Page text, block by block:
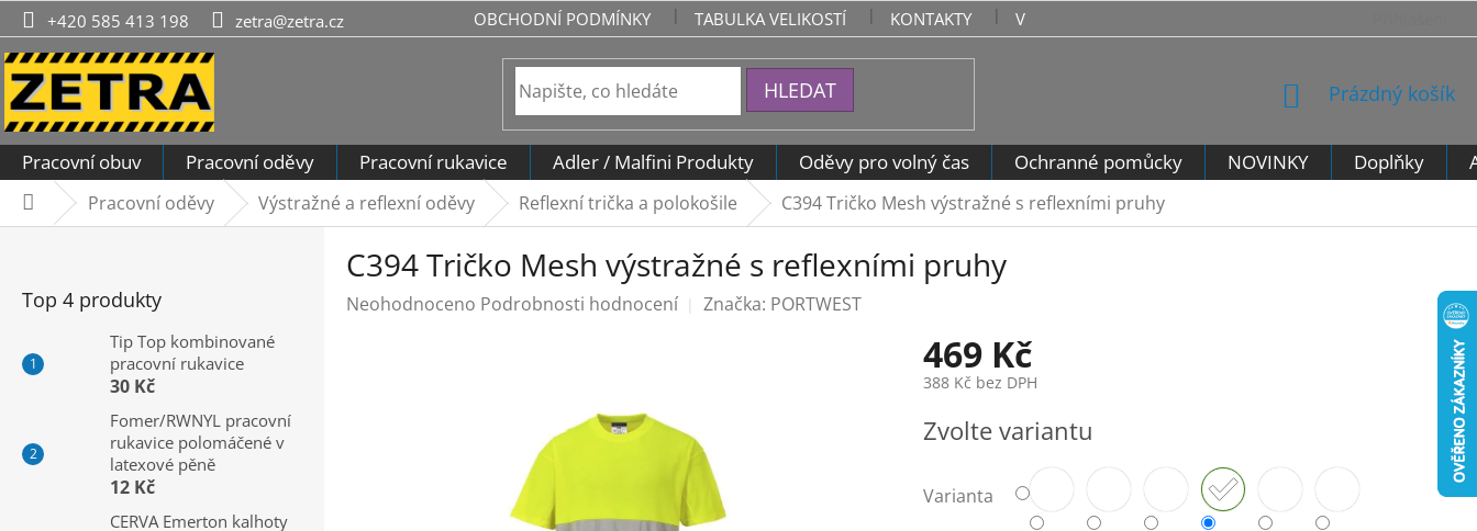
Přejít
na
obsah
+420 585 413 198 zetra@zetra.cz OBCHODNÍ PODMÍNKY TABULKA VELIKOSTÍ KONTAKTY VRÁCENÍ ZBOŽÍ - VZOROVÝ FORMULÁŘ PRO ODSTOUPENÍ
HLEDAT
NÁKUPNÍ
Prázdný košík
Pracovní obuv Pracovní oděvy Pracovní rukavice Adler / Malfini Produkty Oděvy pro volný čas Ochranné pomůcky NOVINKY Doplňky
DomůPracovní oděvy Výstražné a reflexní oděvy Reflexní trička a polokošile C394 Tričko Mesh výstražné s reflexními pruhy
Top 4 produkty
Tip Top kombinované
pracovní rukavice
30 Kč
Fomer/RWNYL pracovní
rukavice polomáčené v
latexové pěně
12 Kč
CERVA Emerton kalhoty
C394 Tričko Mesh výstražné s reflexními pruhy
Průměrné
Neohodnoceno Podrobnosti hodnocení Značka: PORTWEST
469 Kč
388 Kč bez DPH
cena:
Zvolte variantu
Varianta